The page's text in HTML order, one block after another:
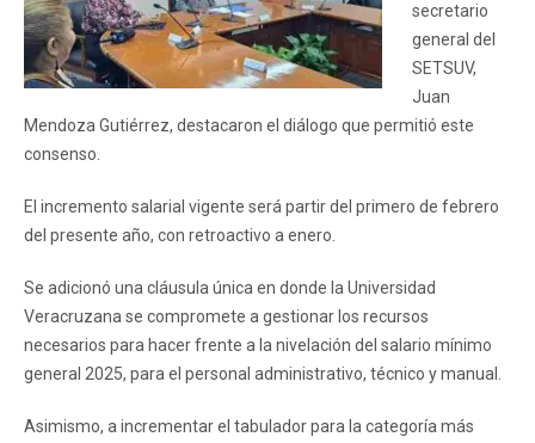
secretario
general del
SETSUV,
Juan
Mendoza Gutiérrez, destacaron el diálogo que permitió este
consenso.
El incremento salarial vigente será partir del primero de febrero
del presente año, con retroactivo a enero.
Se adicionó una cláusula única en donde la Universidad
Veracruzana se compromete a gestionar los recursos
necesarios para hacer frente a la nivelación del salario mínimo
general 2025, para el personal administrativo, técnico y manual.
Asimismo, a incrementar el tabulador para la categoría más